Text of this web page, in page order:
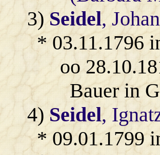
3)Seidel,
* 03.11.1796
oo
Bauer in
4)Seidel,
* 09.01.1799